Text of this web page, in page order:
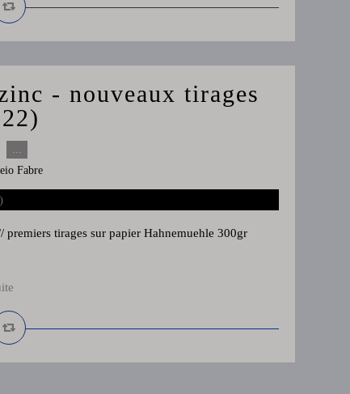
- nouveaux tirages
…
Fabre
tirages sur papier Hahnemuehle 300gr